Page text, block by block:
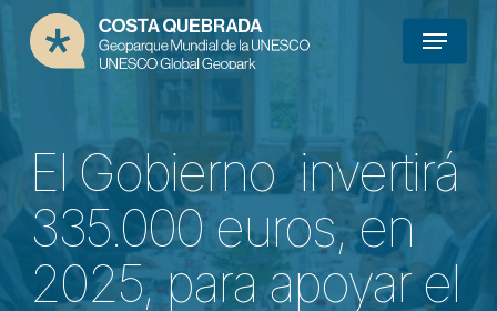
main
Menu
El Gobierno invertirá
335.000 euros, en
2025, para apoyar el